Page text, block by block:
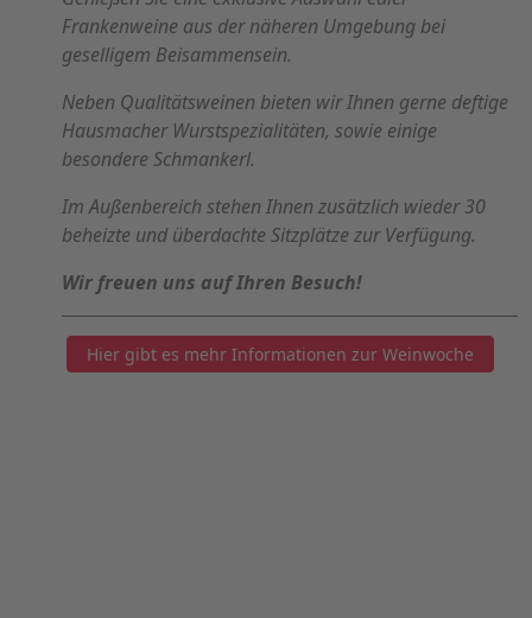
Frankenweine aus der näheren Umgebung bei
geselligem Beisammensein.
Neben Qualitätsweinen bieten wir Ihnen gerne deftige
Hausmacher Wurstspezialitäten, sowie einige
besondere Schmankerl.
Im Außenbereich stehen Ihnen zusätzlich wieder 30
beheizte und überdachte Sitzplätze zur Verfügung.
Wir freuen uns auf Ihren Besuch!
Hier gibt es mehr Informationen zur Weinwoche